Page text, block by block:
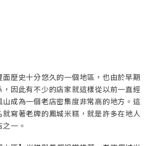
歷史十分悠久的一個地區，也由於早期
因此有不少的店家就這樣從以前一直經
成為一個老店密集度非常高的地方。這
寫著老牌的鳳城米糕，就是許多在地人
一。